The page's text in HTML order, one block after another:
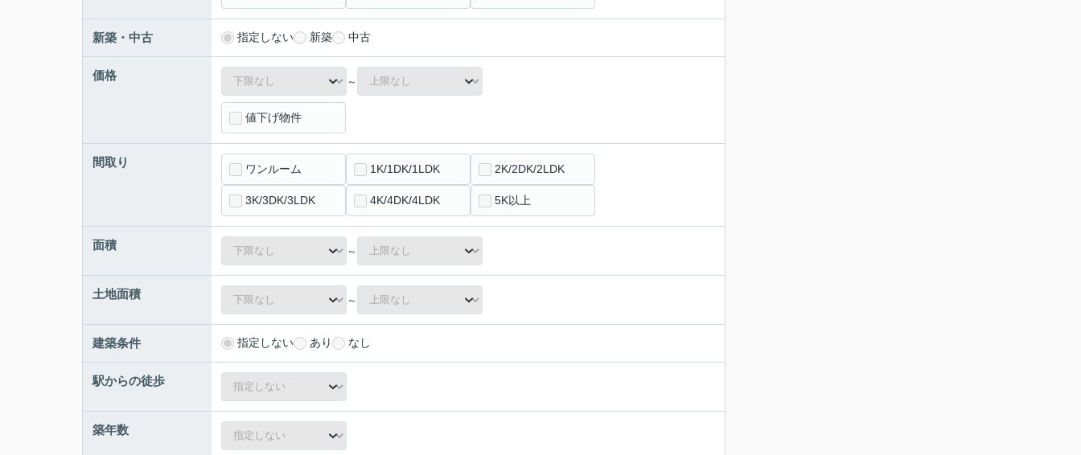
新築・中古 指定しない 新築 中古
価格 ～
値下げ物件
間取り ワンルーム 1K/1DK/1LDK 2K/2DK/2LDK
3K/3DK/3LDK 4K/4DK/4LDK 5K以上
面積 ～
土地面積 ～
建築条件 指定しない あり なし
駅からの徒歩
築年数